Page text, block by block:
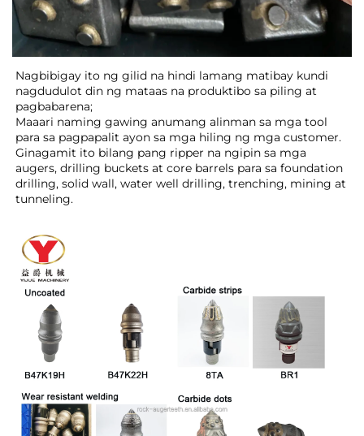
Nagbibigay ito ng gilid na hindi lamang matibay kundi
nagdudulot din ng mataas na produktibo sa piling at
pagbabarena;
Maaari naming gawing anumang alinman sa mga tool
para sa pagpapalit ayon sa mga hiling ng mga customer.
Ginagamit ito bilang pang ripper na ngipin sa mga
augers, drilling buckets at core barrels para sa foundation
drilling, solid wall, water well drilling, trenching, mining at
tunneling.